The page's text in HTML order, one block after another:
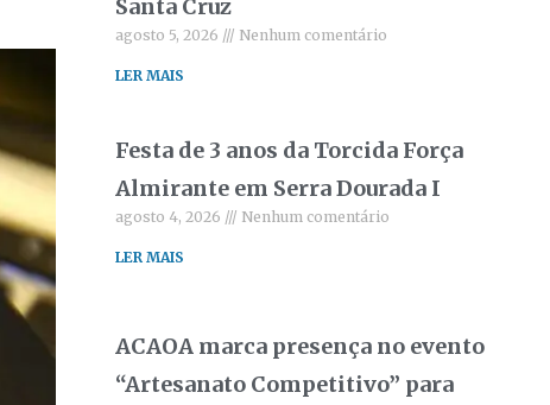
Santa Cruz
agosto 5, 2026 Nenhum comentário
LER MAIS
Festa de 3 anos da Torcida Força
Almirante em Serra Dourada I
agosto 4, 2026 Nenhum comentário
LER MAIS
ACAOA marca presença no evento
“Artesanato Competitivo” para